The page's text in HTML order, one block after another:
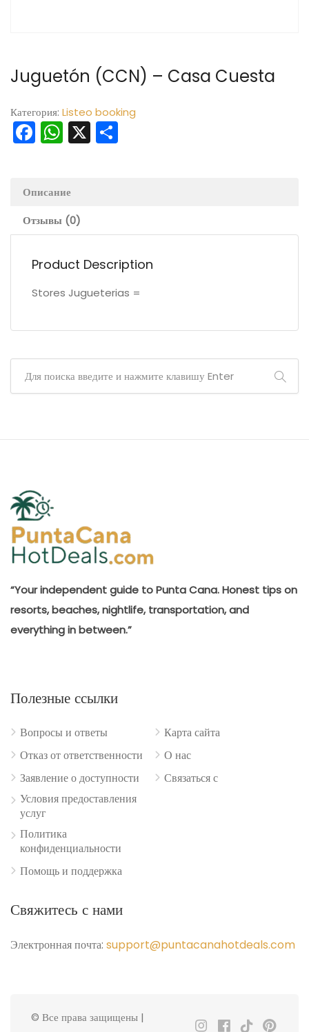
Juguetón (CCN) – Casa Cuesta
Категория: Listeo booking
Facebook
WhatsApp
X
Описание
Отзывы (0)
Product Description
Stores Jugueterias =
“Your independent guide to Punta Cana. Honest tips on
resorts, beaches, nightlife, transportation, and
everything in between.”
Полезные ссылки
Вопросы и ответы
Отказ от ответственности
Заявление о доступности
Условия предоставления
услуг
Политика
конфиденциальности
Помощь и поддержка
Карта сайта
О нас
Связаться с
Свяжитесь с нами
Электронная почта: support@puntacanahotdeals.com
© Все права защищены |